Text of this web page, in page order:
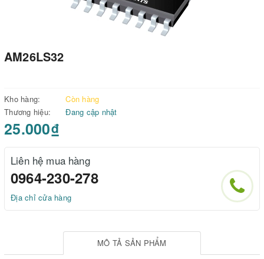
AM26LS32
Kho hàng:
Còn hàng
Thương hiệu:
Đang cập nhật
25.000₫
Liên hệ mua hàng
0964-230-278
Địa chỉ cửa hàng
MÔ TẢ SẢN PHẨM